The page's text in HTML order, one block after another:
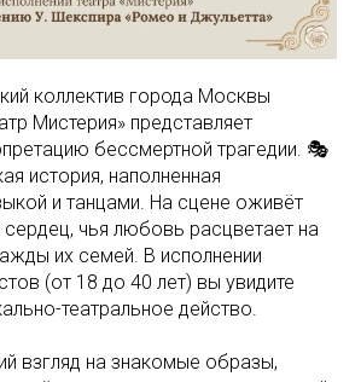
коллектив города Москвы
Мистерия» представляет
бессмертной трагедии. 🎭
история, наполненная
и танцами. На сцене оживёт
чья любовь расцветает на
их семей. В исполнении
(от 18 до 40 лет) вы увидите
театральное действо.
взгляд на знакомые образы,